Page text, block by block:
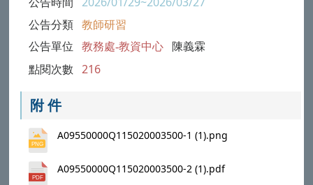
公告分類 教師研習
公告單位 教務處-教資中心 陳義霖
點閱次數 216
附 件
A09550000Q115020003500-1 (1).png
A09550000Q115020003500-2 (1).pdf